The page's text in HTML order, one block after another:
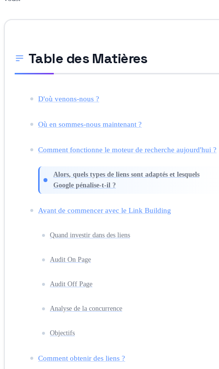
Table des Matières
D'où venons-nous ?
Où en sommes-nous maintenant ?
Comment fonctionne le moteur de recherche aujourd'hui ?
Alors, quels types de liens sont adaptés et lesquels
Google pénalise-t-il ?
Avant de commencer avec le Link Building
Quand investir dans des liens
Audit On Page
Audit Off Page
Analyse de la concurrence
Objectifs
Comment obtenir des liens ?